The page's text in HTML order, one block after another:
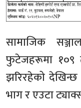
सामाजिक
फुटेजहरूमा १०९
झरिरहेको
भाग र एउटा